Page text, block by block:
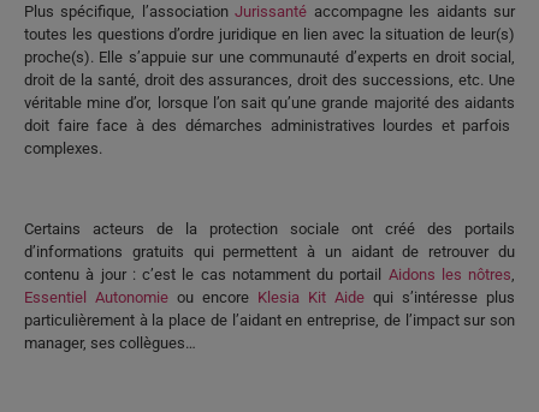
Plus spécifique, l’associationJurissanté accompagne les aidants sur
toutes les questions d’ordre juridique en lien avec la situation de leur(s)
proche(s). Elle s’appuie sur une communauté d’experts en droit social,
droit de la santé, droit des assurances, droit des successions, etc. Une
véritable mine d’or, lorsque l’on sait qu’une grande majorité des aidants
doit faire face à des démarches administratives lourdes et parfois
complexes.
Certains acteurs de la protection sociale ont créé des portails
d’informations gratuits qui permettent à un aidantde retrouver du
contenu à jour : c’est le cas notamment du portail Aidons les nôtres
Essentiel Autonomie ou encore Klesia Kit Aide qui s’intéresse plus
particulièrement à la place de l’aidant en entreprise , de l’impact sur son
manager, ses collègues…